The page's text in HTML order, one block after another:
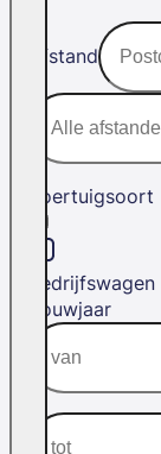
Afstand
Voertuigsoort
Bedrijfswagen
Bouwjaar